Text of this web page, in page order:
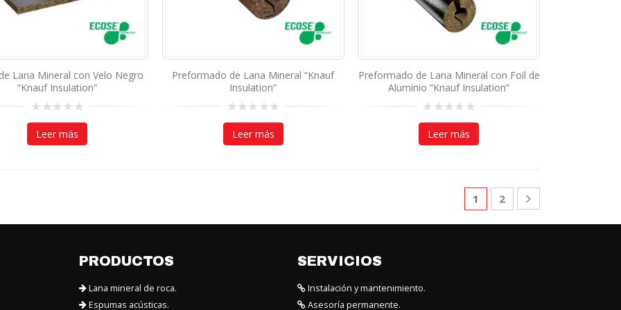
Lana Mineral con Velo Negro
“Knauf Insulation”
0
outLeer más
Preformado de Lana Mineral “Knauf
Insulation”
0
outLeer más
Preformado de Lana Mineral con Foil de
Aluminio “Knauf Insulation”
0
outLeer más
1 2
PRODUCTOS
Lana mineral de roca.
Espumas acústicas.
SERVICIOS
Instalación y mantenimiento.
Asesoría permanente.